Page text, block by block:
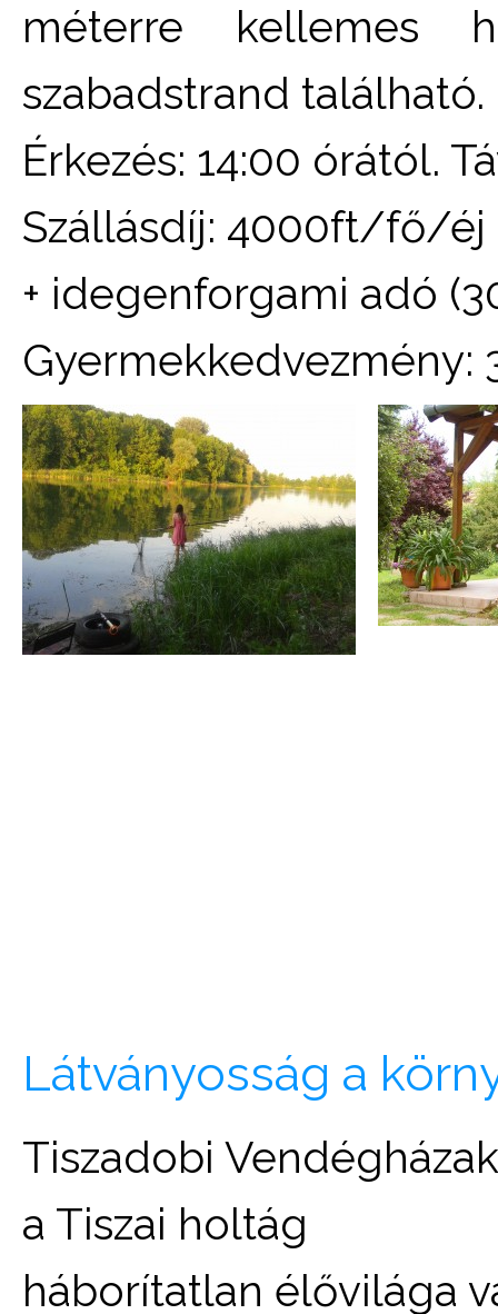
méterre kellemes
szabadstrand található.
Érkezés: 14:00 órától.
Szállásdíj: 4000ft/fő/éj
+ idegenforgami adó
Gyermekkedvezmény:
Látványosság a
Tiszadobi Vendégházak
a Tiszai holtág
háborítatlan élővilága